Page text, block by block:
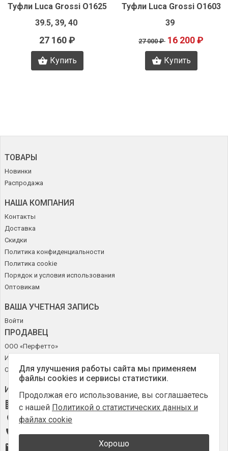
Быстрый просмотр
Туфли Luca Grossi O1625
39.5, 39, 40
27 160 ₽
Купить
Быстрый просмотр
Туфли Luca Grossi O1603
39
27 000 ₽ 16 200 ₽
Купить
ТОВАРЫ
Новинки
Распродажа
НАША КОМПАНИЯ
Контакты
Доставка
Скидки
Политика конфиденциальности
Политика cookie
Порядок и условия использования
Оптовикам
ВАША УЧЕТНАЯ ЗАПИСЬ
Войти
ПРОДАВЕЦ
ООО «Перфетто»
ИНН 50272644715
ОГРН 1185027010630
ИНФОРМАЦИЯ О МАГАЗИНЕ
Online-Obuv.ru
Россия, Москва
+7 (903) 795-64-14
Для улучшения работы сайта мы применяем
файлы cookies и сервисы статистики.
Продолжая его использование, вы соглашаетесь
с нашей Политикой о статистических данных и
файлах cookie
Хорошо